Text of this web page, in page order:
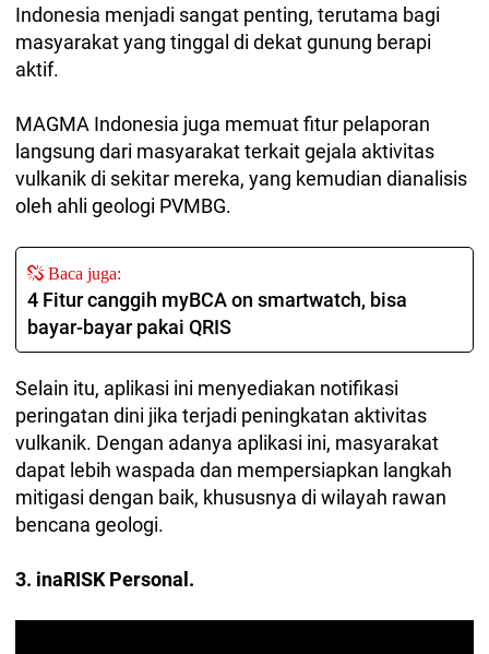
Indonesia menjadi sangat penting, terutama bagi
masyarakat yang tinggal di dekat gunung berapi
aktif.
MAGMA Indonesia juga memuat fitur pelaporan
langsung dari masyarakat terkait gejala aktivitas
vulkanik di sekitar mereka, yang kemudian dianalisis
oleh ahli geologi PVMBG.
Baca juga:
4 Fitur canggih myBCA on smartwatch, bisa
bayar-bayar pakai QRIS
Selain itu, aplikasi ini menyediakan notifikasi
peringatan dini jika terjadi peningkatan aktivitas
vulkanik. Dengan adanya aplikasi ini, masyarakat
dapat lebih waspada dan mempersiapkan langkah
mitigasi dengan baik, khususnya di wilayah rawan
bencana geologi.
3. inaRISK Personal.